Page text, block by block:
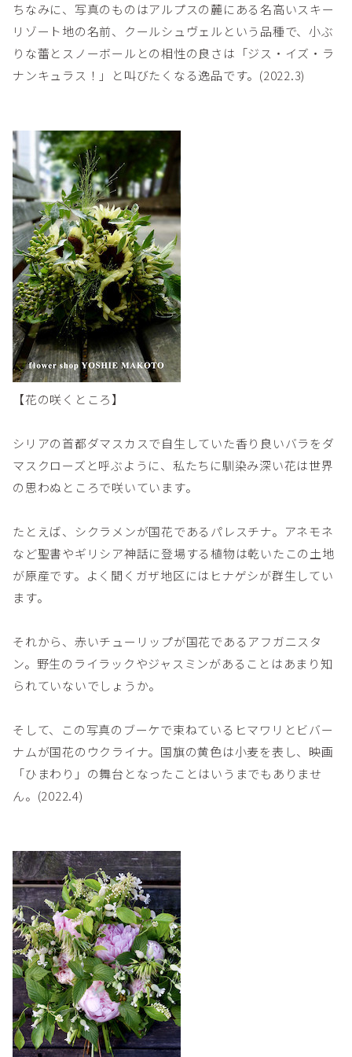
ちなみに、写真のものはアルプスの麓にある名高いスキー
リゾート地の名前、クールシュヴェルという品種で、小ぶ
りな蕾とスノーボールとの相性の良さは「ジス・イズ・ラ
ナンキュラス！」と叫びたくなる逸品です。(2022.3)
【花の咲くところ】
シリアの首都ダマスカスで自生していた香り良いバラをダ
マスクローズと呼ぶように、私たちに馴染み深い花は世界
の思わぬところで咲いています。
たとえば、シクラメンが国花であるパレスチナ。アネモネ
など聖書やギリシア神話に登場する植物は乾いたこの土地
が原産です。よく聞くガザ地区にはヒナゲシが群生してい
ます。
それから、赤いチューリップが国花であるアフガニスタ
ン。野生のライラックやジャスミンがあることはあまり知
られていないでしょうか。
そして、この写真のブーケで束ねているヒマワリとビバー
ナムが国花のウクライナ。国旗の黄色は小麦を表し、映画
「ひまわり」の舞台となったことはいうまでもありませ
ん。(2022.4)